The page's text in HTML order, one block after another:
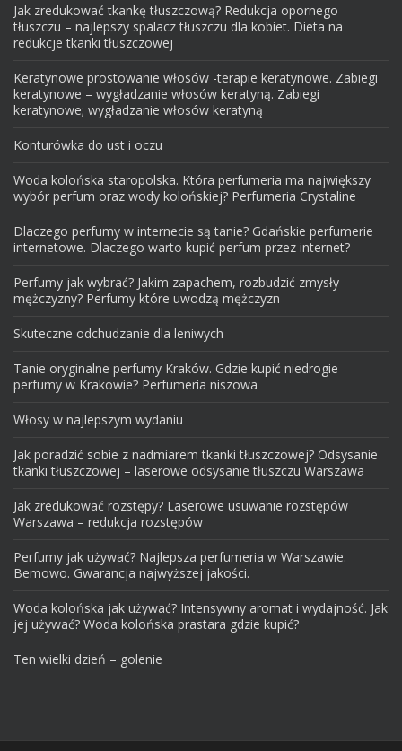
Jak zredukować tkankę tłuszczową? Redukcja opornego
tłuszczu – najlepszy spalacz tłuszczu dla kobiet. Dieta na
redukcje tkanki tłuszczowej
Keratynowe prostowanie włosów -terapie keratynowe. Zabiegi
keratynowe – wygładzanie włosów keratyną. Zabiegi
keratynowe; wygładzanie włosów keratyną
Konturówka do ust i oczu
Woda kolońska staropolska. Która perfumeria ma największy
wybór perfum oraz wody kolońskiej? Perfumeria Crystaline
Dlaczego perfumy w internecie są tanie? Gdańskie perfumerie
internetowe. Dlaczego warto kupić perfum przez internet?
Perfumy jak wybrać? Jakim zapachem, rozbudzić zmysły
mężczyzny? Perfumy które uwodzą mężczyzn
Skuteczne odchudzanie dla leniwych
Tanie oryginalne perfumy Kraków. Gdzie kupić niedrogie
perfumy w Krakowie? Perfumeria niszowa
Włosy w najlepszym wydaniu
Jak poradzić sobie z nadmiarem tkanki tłuszczowej? Odsysanie
tkanki tłuszczowej – laserowe odsysanie tłuszczu Warszawa
Jak zredukować rozstępy? Laserowe usuwanie rozstępów
Warszawa – redukcja rozstępów
Perfumy jak używać? Najlepsza perfumeria w Warszawie.
Bemowo. Gwarancja najwyższej jakości.
Woda kolońska jak używać? Intensywny aromat i wydajność. Jak
jej używać? Woda kolońska prastara gdzie kupić?
Ten wielki dzień – golenie